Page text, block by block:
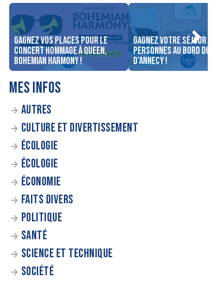
Gagnez vos places pour le
concert Hommage à Queen,
Bohemian Harmony !
Gagnez votre séjour
personnes au bord du
d’Annecy !
MES INFOS
AUTRES
CULTURE ET DIVERTISSEMENT
ÉCOLOGIE
ÉCOLOGIE
ÉCONOMIE
FAITS DIVERS
POLITIQUE
SANTÉ
SCIENCE ET TECHNIQUE
SOCIÉTÉ